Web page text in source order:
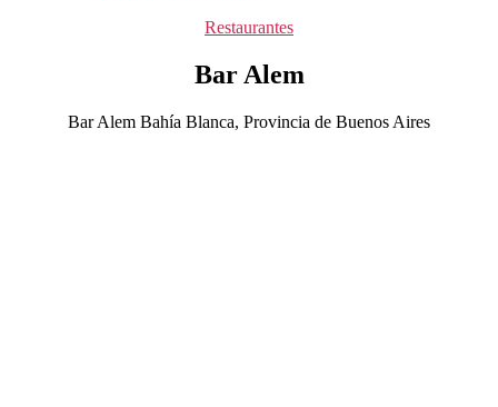
Categorías
Restaurantes
Bar Alem
Bar Alem Bahía Blanca, Provincia de Buenos Aires